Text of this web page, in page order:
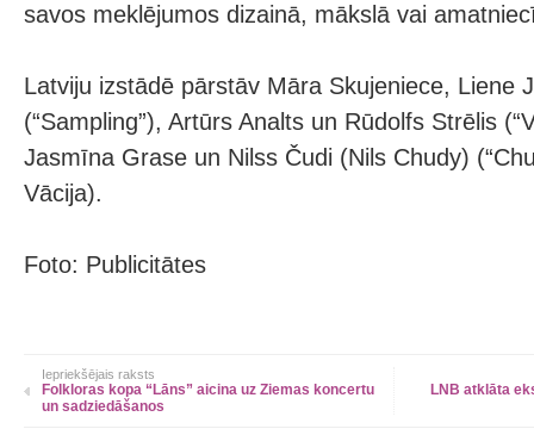
savos meklējumos dizainā, mākslā vai
Latviju izstādē pārstāv Māra Skujeniece, Liene
(“Sampling”), Artūrs Analts un Rūdolfs Strēlis
Jasmīna Grase un Nilss Čudi (Nils Chudy)
Vācija).
Foto: Publicitātes
Iepriekšējais raksts
Folkloras kopa “Lāns” aicina uz Ziemas koncertu
un sadziedāšanos
LNB atklāta